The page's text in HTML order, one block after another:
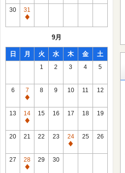
館
日
常
休
館
30
31
通
館
日
9月
日 月 火 水 木 金 土
1 2 3 4 5
6
7
通
常
休
館
8 9 10 11 12
13
14
通
常
館
日
15 16 17 18 19
20 21 22 23
24
通
25 26
27
28
通
29 30